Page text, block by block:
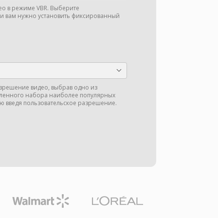
в режиме VBR. Выберите
вам нужно установить фиксированный
видео, выбрав одно из
набора наиболее популярных
пользовательское разрешение.